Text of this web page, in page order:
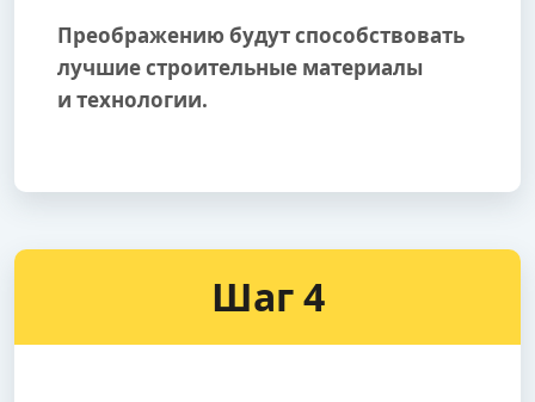
Преображению будут способствовать
лучшие строительные материалы
и технологии.
Шаг 4